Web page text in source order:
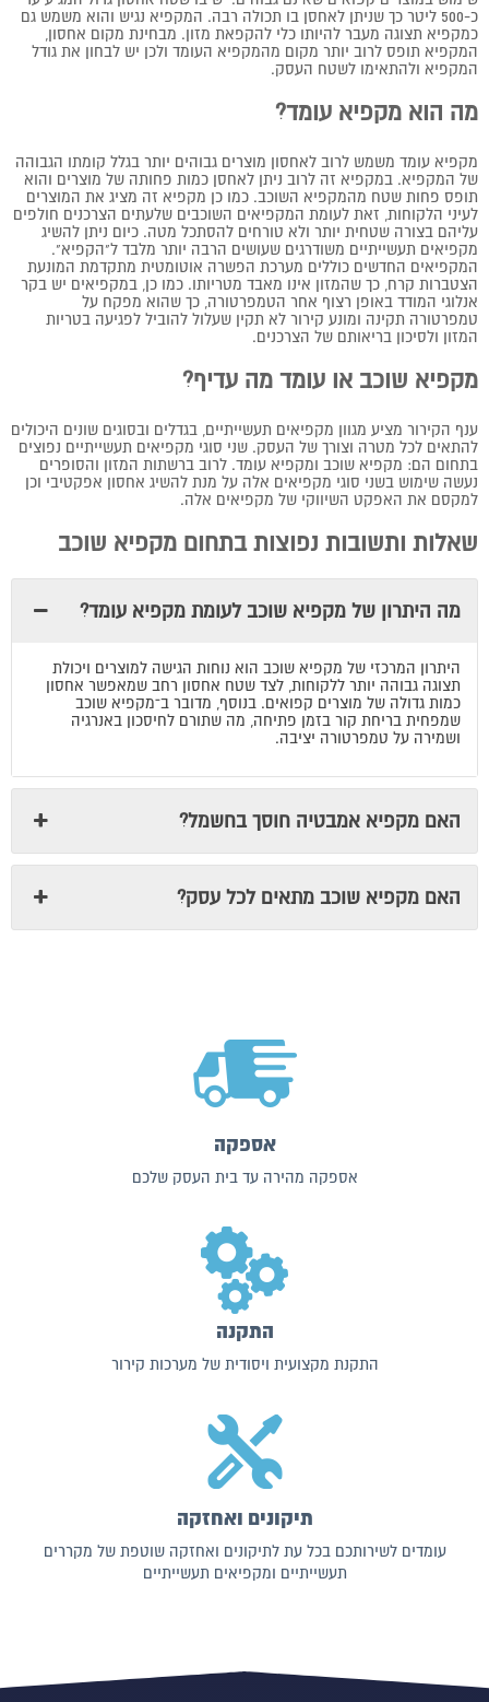
כ-500 ליטר כך שניתן לאחסן בו תכולה רבה. המקפיא נגיש והוא משמש גם
כמקפיא תצוגה מעבר להיותו כלי להקפאת מזון. מבחינת מקום אחסון,
המקפיא תופס לרוב יותר מקום מהמקפיא העומד ולכן יש לבחון את גודל
המקפיא ולהתאימו לשטח העסק.
מה הוא מקפיא עומד?
מקפיא עומד משמש לרוב לאחסון מוצרים גבוהים יותר בגלל קומתו הגבוהה
של המקפיא. במקפיא זה לרוב ניתן לאחסן כמות פחותה של מוצרים והוא
תופס פחות שטח מהמקפיא השוכב. כמו כן מקפיא זה מציג את המוצרים
לעיני הלקוחות, זאת לעומת המקפיאים השוכבים שלעתים הצרכנים חולפים
עליהם בצורה שטחית יותר ולא טורחים להסתכל מטה. כיום ניתן להשיג
מקפיאים תעשייתיים משודרגים שעושים הרבה יותר מלבד ל"הקפיא".
המקפיאים החדשים כוללים מערכת הפשרה אוטומטית מתקדמת המונעת
הצטברות קרח, כך שהמזון אינו מאבד מטריותו. כמו כן, במקפיאים יש בקר
אנלוגי המודד באופן רצוף אחר הטמפרטורה, כך שהוא מפקח על
טמפרטורה תקינה ומונע קירור לא תקין שעלול להוביל לפגיעה בטריות
המזון ולסיכון בריאותם של הצרכנים.
מקפיא שוכב או עומד מה עדיף?
ענף הקירור מציע מגוון מקפיאים תעשייתיים, בגדלים ובסוגים שונים היכולים
להתאים לכל מטרה וצורך של העסק. שני סוגי מקפיאים תעשייתיים נפוצים
בתחום הם: מקפיא שוכב ומקפיא עומד. לרוב ברשתות המזון והסופרים
נעשה שימוש בשני סוגי מקפיאים אלה על מנת להשיג אחסון אפקטיבי וכן
למקסם את האפקט השיווקי של מקפיאים אלה.
שאלות ותשובות נפוצות בתחום מקפיא שוכב
מה היתרון של מקפיא שוכב לעומת מקפיא עומד?
היתרון המרכזי של מקפיא שוכב הוא נוחות הגישה למוצרים ויכולת
תצוגה גבוהה יותר ללקוחות, לצד שטח אחסון רחב שמאפשר אחסון
כמות גדולה של מוצרים קפואים. בנוסף, מדובר ב־מקפיא שוכב
שמפחית בריחת קור בזמן פתיחה, מה שתורם לחיסכון באנרגיה
ושמירה על טמפרטורה יציבה.
האם מקפיא אמבטיה חוסך בחשמל?
האם מקפיא שוכב מתאים לכל עסק?
אספקה
אספקה מהירה עד בית העסק שלכם
התקנה
התקנת מקצועית ויסודית של מערכות קירור
תיקונים ואחזקה
עומדים לשירותכם בכל עת לתיקונים ואחזקה שוטפת של מקררים
תעשייתיים ומקפיאים תעשייתיים